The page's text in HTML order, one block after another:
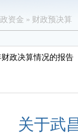
资金 » 财政预决算
政决算情况的报告
关于武